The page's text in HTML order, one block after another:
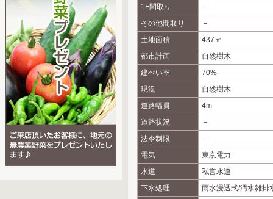
1F間取り
－
その他間取り
－
土地面積
437㎡
都市計画
自然樹木
建ぺい率
70%
現況
自然樹木
道路幅員
4m
道路状況
－
法令制限
－
電気
東京電力
水道
私営水道
下水処理
雨水浸透式/汚水雑排